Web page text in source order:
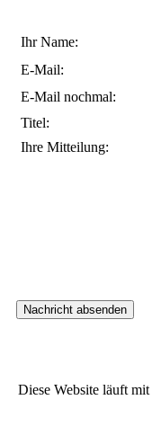
Ihr Name:
E-Mail:
E-Mail nochmal:
Titel:
Ihre Mitteilung:
Diese Website läuft mit